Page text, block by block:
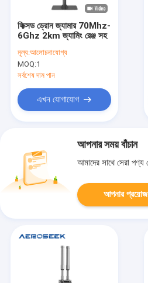
ফিক্সড ড্রোন জ্যামার 70Mhz-
6Ghz 2km জ্যামিং রেঞ্জ সহ
মূল্য:আলোচনাযোগ্য
MOQ:1
সর্বশেষ দাম পান
এখন যোগাযোগ
আপনার সময় বাঁচান
আমাদের সাথে সেরা
আপনার